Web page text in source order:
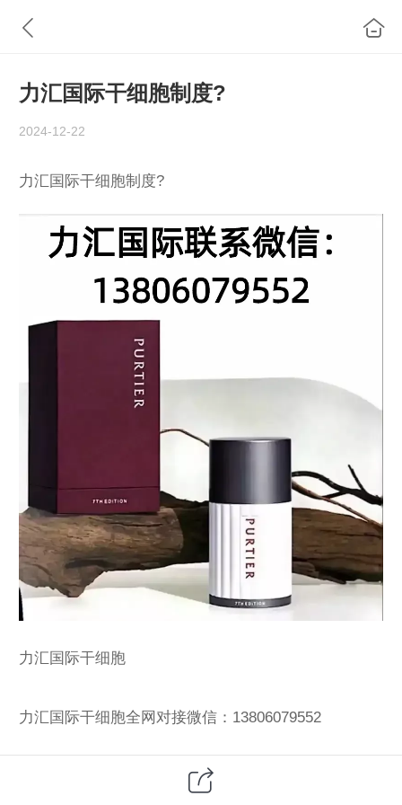
力汇国际干细胞制度?
2024-12-22
力汇国际干细胞制度?
力汇国际干细胞
力汇国际干细胞全网对接微信：13806079552